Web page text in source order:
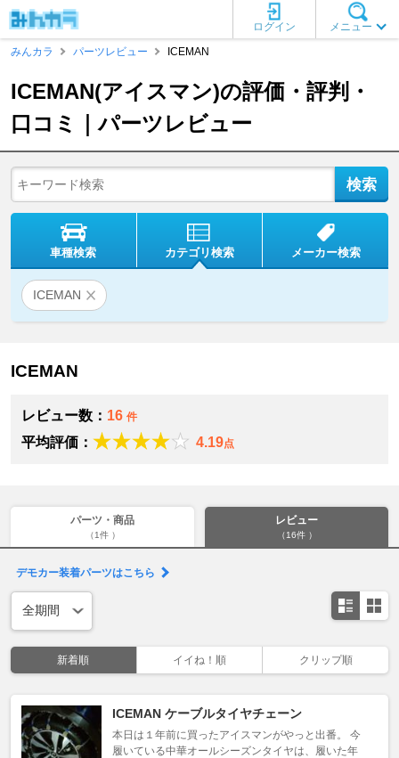
メニュー
ログイン
みんカラ
パーツレビュー ICEMAN
ICEMAN(アイスマン)の評価・評判・
口コミ｜パーツレビュー
車種検索 カテゴリ検索 メーカー検索
ICEMAN
ICEMAN
レビュー数： 16 件
平均評価： 4.19点
パーツ・商品
（1件 ）
レビュー
（16件 ）
デモカー装着パーツはこちら
新着順 イイね！順 クリップ順
ICEMAN ケーブルタイヤチェーン
本日は１年前に買ったアイスマンがやっと出番。 今
履いている中華オールシーズンタイヤは、履いた年